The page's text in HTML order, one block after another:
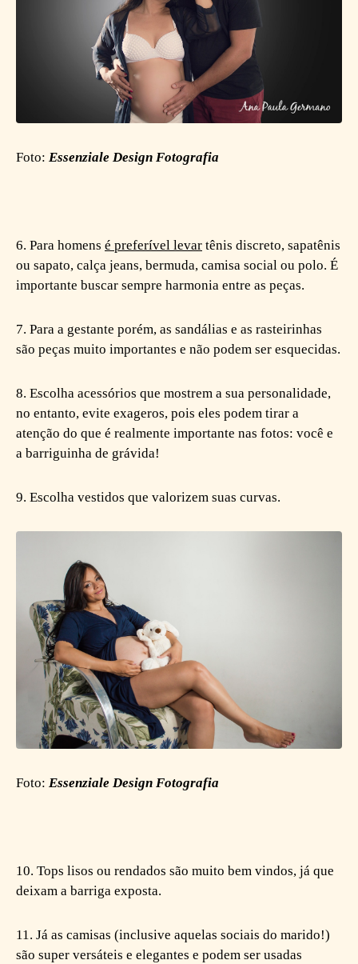
Foto: Essenziale Design Fotografia
6. Para homens é preferível levar tênis discreto, sapatênis
ou sapato, calça jeans, bermuda, camisa social ou polo. É
importante buscar sempre harmonia entre as peças.
7. Para a gestante porém, as sandálias e as rasteirinhas
são peças muito importantes e não podem ser esquecidas.
8. Escolha acessórios que mostrem a sua personalidade,
no entanto, evite exageros, pois eles podem tirar a
atenção do que é realmente importante nas fotos: você e
a barriguinha de grávida!
9. Escolha vestidos que valorizem suas curvas.
Foto: Essenziale Design Fotografia
10. Tops lisos ou rendados são muito bem vindos, já que
deixam a barriga exposta.
11. Já as camisas (inclusive aquelas sociais do marido!)
são super versáteis e elegantes e podem ser usadas